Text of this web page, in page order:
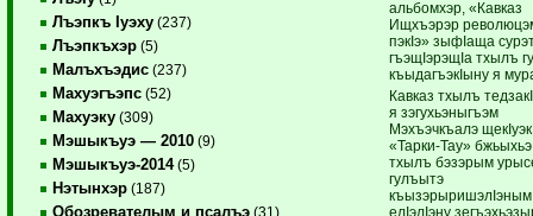
Лъэпкъ Iуэху (237)
Лъэпкъхэр (5)
Малъхъэдис (237)
Махуэгъэпс (52)
Махуэку (309)
Мэшыкъуэ — 2010 (9)
Мэшыкъуэ-2014(5)
Нэтынхэр (187)
Обозревателым и псалъэ (31)
альбомхэр, «Кавказ
Ищхъэрэр
пэкIэ» зыфIаща
гъэщIэ­рэщIа тхылъ
къыдагъэкIыну я
Кавказ тхылъ
я зэгухьэныгъэм
Мэхъэчкъалэ
«Тарки-Тау» бжьыхьэ
тхылъ бэзэрым
гулъытэ
къызэрыришэлIэным
елIэлIэну